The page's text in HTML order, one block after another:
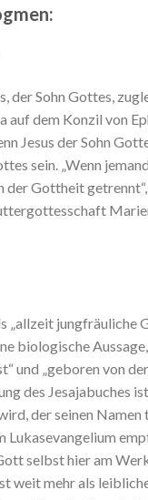
der Sohn Gottes,
dem Konzil von
Jesus der Sohn
sein. „Wenn
Gottheit
jungfräuliche
biologische
und „geboren von
des Jesajabuches
der seinen
Lukasevangelium
selbst hier am
weit mehr als